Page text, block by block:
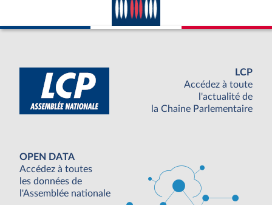
LCP
Accédez à toute
l'actualité de
la Chaine Parlementaire
OPEN DATA
Accédez à toutes
les données de
l'Assemblée nationale